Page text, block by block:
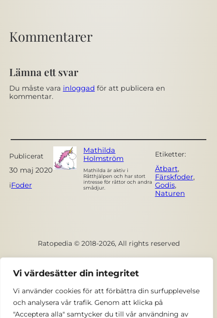
Vi värdesätter din integritet
Vi använder cookies för att förbättra din surfupplevelse
och analysera vår trafik. Genom att klicka på
"Acceptera alla" samtycker du till vår användning av
Kommentarer
Lämna ett svar
Du måste vara inloggad för att publicera en
kommentar.
Publicerat
30 maj 2020
iFoder
Mathilda
Holmström
Mathilda är aktiv i
Råtthjälpen och har stort
intresse för råttor och andra
smådjur.
Etiketter:
Ätbart,
Färskfoder,
Godis,
Naturen
Ratopedia © 2018-2026, All rights reserved
Facebook
Kontakta oss
Privacy och integritetspolicy